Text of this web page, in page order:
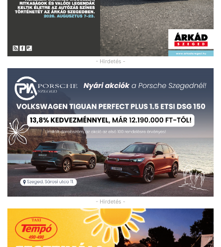
- Hirdetés -
- Hirdetés -